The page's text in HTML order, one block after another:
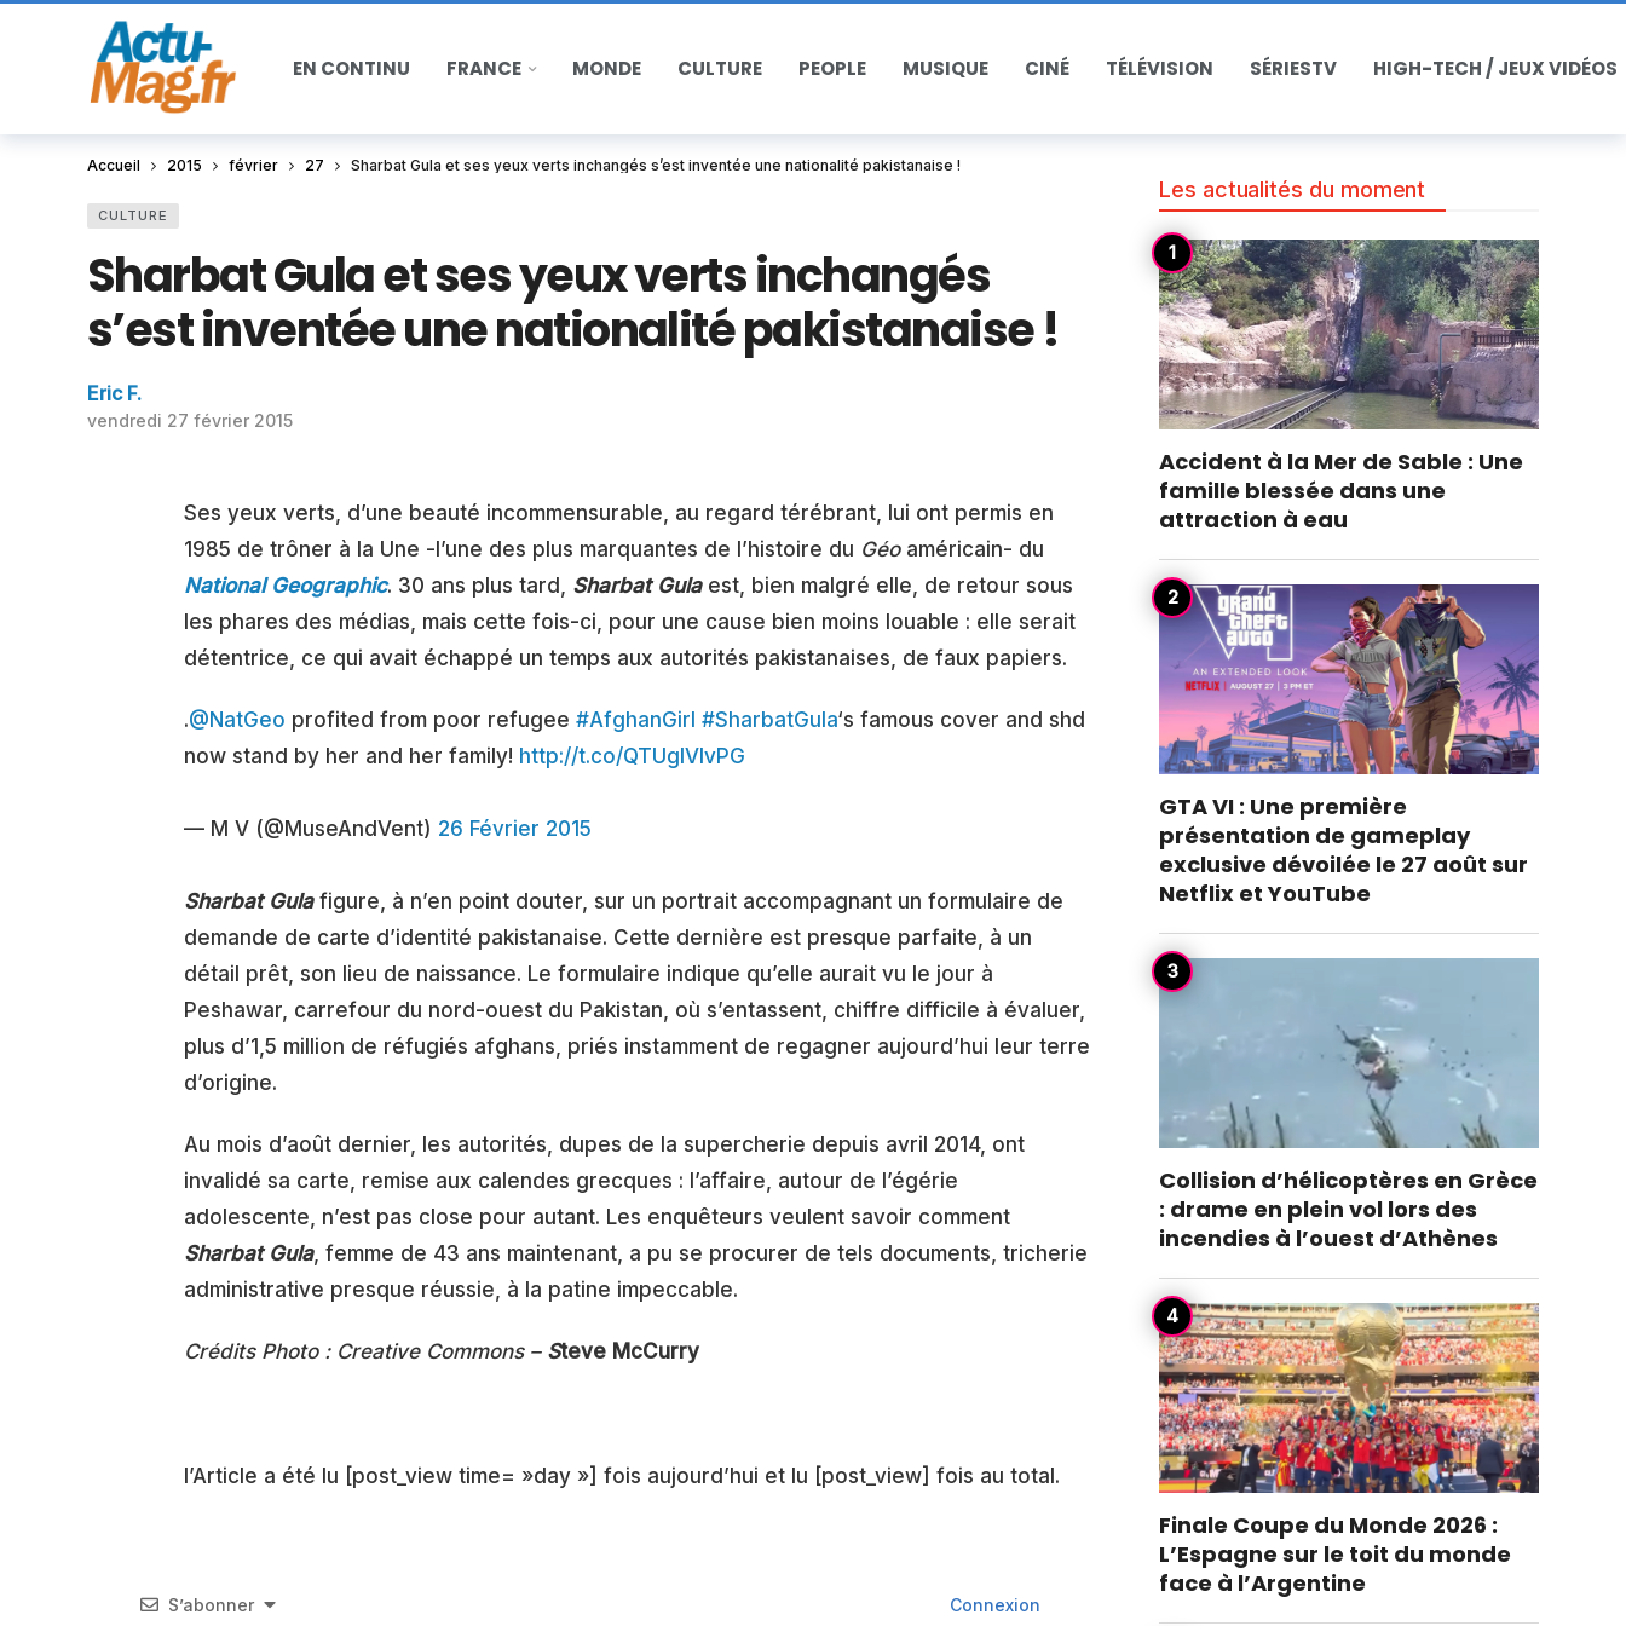
EN CONTINU FRANCE MONDE CULTURE PEOPLE MUSIQUE CINÉ TÉLÉVISION SÉRIESTV HIGH-TECH / JEUX VIDÉOS
Accueil 2015 février 27 Sharbat Gula et ses yeux verts inchangés s’est inventée une nationalité pakistanaise !
CULTURE
Sharbat Gula et ses yeux verts inchangés
s’est inventée une nationalité pakistanaise !
Eric F.
vendredi 27 février 2015
Ses yeux verts, d’une beauté incommensurable, au regard térébrant, lui ont permis en
1985 de trôner à la Une -l’une des plus marquantes de l’histoire du Géoaméricain- du
National Geographic. 30 ans plus tard, Sharbat Gulaest, bien malgré elle, de retour sous
les phares des médias, mais cette fois-ci, pour une cause bien moins louable : elle serait
détentrice, ce qui avait échappé un temps aux autorités pakistanaises, de faux papiers.
.@NatGeo profited from poor refugee #AfghanGirl #SharbatGula‘s famous cover and shd
now stand by her and her family! http://t.co/QTUgIVIvPG
— M V (@MuseAndVent) 26 Février 2015
Sharbat Gulafigure, à n’en point douter, sur un portrait accompagnant un formulaire de
demande de carte d’identité pakistanaise. Cette dernière est presque parfaite, à un
détail prêt, son lieu de naissance. Le formulaire indique qu’elle aurait vu le jour à
Peshawar, carrefour du nord-ouest du Pakistan, où s’entassent, chiffre difficile à évaluer,
plus d’1,5 million de réfugiés afghans, priés instamment de regagner aujourd’hui leur terre
d’origine.
Au mois d’août dernier, les autorités, dupes de la supercherie depuis avril 2014, ont
invalidé sa carte, remise aux calendes grecques : l’affaire, autour de l’égérie
adolescente, n’est pas close pour autant. Les enquêteurs veulent savoir comment
Sharbat Gula, femme de 43 ans maintenant, a pu se procurer de tels documents, tricherie
administrative presque réussie, à la patine impeccable.
Crédits Photo : Creative Commons – Steve McCurry
l’Article a été lu [post_view time= »day »] fois aujourd’hui et lu [post_view] fois au total.
S’abonner Connexion
Les actualités du moment
Accident à la Mer de Sable : Une
famille blessée dans une
attraction à eau
GTA VI : Une première
présentation de gameplay
exclusive dévoilée le 27 août sur
Netflix et YouTube
Collision d’hélicoptères en Grèce
: drame en plein vol lors des
incendies à l’ouest d’Athènes
Finale Coupe du Monde 2026 :
L’Espagne sur le toit du monde
face à l’Argentine